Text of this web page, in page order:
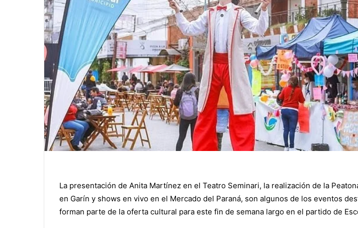
La presentación de Anita Martínez en el Teatro Seminari, la realización de la
en Garín y shows en vivo en el Mercado del Paraná, son algunos de los eventos
forman parte de la oferta cultural para este fin de semana largo en el partido de